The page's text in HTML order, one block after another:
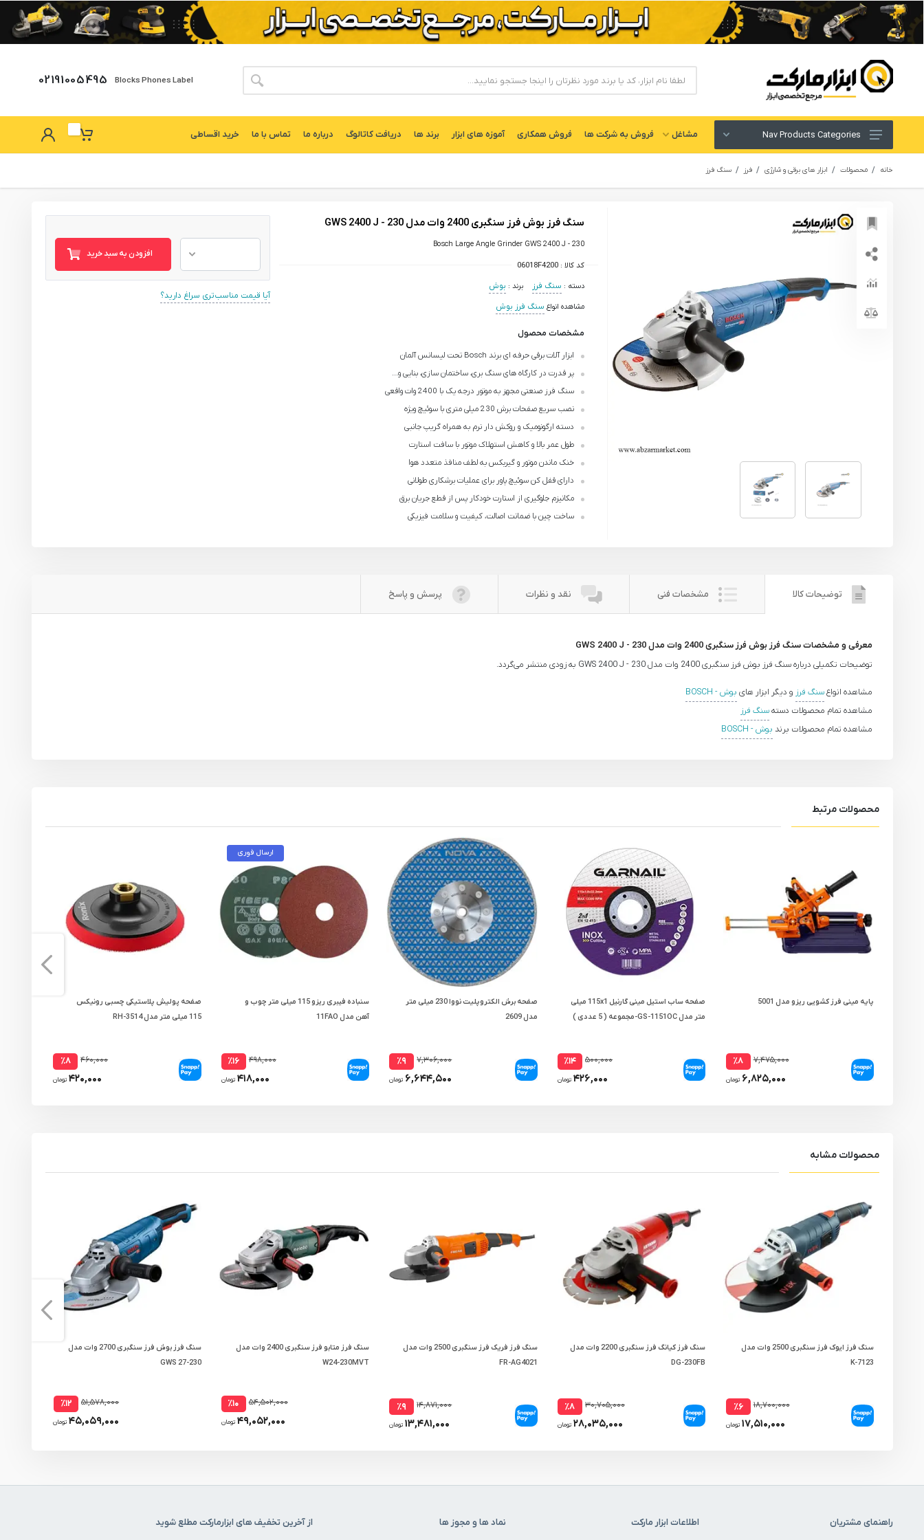
Blocks Phones Label
02191005495
ابزار های برقی و شارژی
لوازم جانبی ابزار
ابزار های دستی و عمومی
ابزار های بادی یا پنوماتیک
ابزار دقیق و اندازه گیری
یراق آلات
Nav Products Categories مشاغل فروش به شركت ها فروش همکاری آموزه های ابزار برند ها دریافت کاتالوگ درباره ما تماس با ما خرید اقساطی
خانه محصولات ابزار های برقی و شارژی فرز سنگ فرز
سنگ فرز بوش فرز سنگبری 2400 وات مدل GWS 2400 J - 230
Bosch Large Angle Grinder GWS 2400 J - 230
کد کالا : 06018F4200
دسته : سنگ فرز برند : بوش
مشاهده انواع سنگ فرز بوش
مشخصات محصول
ابزار آلات برقی حرفه ای برند Bosch تحت لیسانس آلمان
پر قدرت در کارگاه های سنگ بری، ساختمان سازی، بنایی و...
سنگ فرز صنعتی مجهز به موتور درجه یک با 2400 وات واقعی
نصب سریع صفحات برش 230 میلی متری با سوئیچ ویژه
دسته ارگونومیک و روکش دار نرم به همراه گریپ جانبی
طول عمر بالا و کاهش استهلاک موتور با سافت استارت
خنک ماندن موتور و گیربکس به لطف منافذ متعدد هوا
دارای قفل کن سوئیچ پاور برای عملیات برشکاری طولانی
مکانیزم جلوگیری از استارت خودکار پس از قطع جریان برق
ساخت چین با ضمانت اصالت، کیفیت و سلامت فیزیکی
افزودن به سبد خرید
آیا قیمت مناسب‌تری سراغ دارید؟
توضیحات کالا مشخصات فنی نقد و نظرات پرسش و پاسخ
معرفی و مشخصات سنگ فرز بوش فرز سنگبری 2400 وات مدل GWS 2400 J - 230
توضیحات تکمیلی درباره سنگ فرز بوش فرز سنگبری 2400 وات مدل GWS 2400 J - 230 به زودی منتشر می‌گردد.
مشاهده انواعسنگ فرز و دیگر ابزار های بوش - BOSCH
مشاهده تمام محصولات دستهسنگ فرز
مشاهده تمام محصولات برند بوش - BOSCH
محصولات مرتبط
پایه مینی فرز کشویی ریزو مدل 5001
۷,۴۷۵,۰۰۰ ٪۸
۶,۸۲۵,۰۰۰ تومان
صفحه ساب استیل مینی گارنیل 115x1 میلی
متر مدل GS-1151OC-مجموعه ( 5 عددی )
۵۰۰,۰۰۰ ٪۱۴
۴۲۶,۰۰۰ تومان
صفحه برش الکتروپلیت نووا 230 میلی متر
مدل 2609
۷,۳۰۶,۰۰۰ ٪۹
۶,۶۴۴,۵۰۰ تومان
ارسال فوری
سنباده فیبری ریزو 115 میلی متر چوب و
آهن مدل 11FAO
۴۹۸,۰۰۰ ٪۱۶
۴۱۸,۰۰۰ تومان
صفحه پولیش پلاستیکی چسبی رونیکس
115 میلی‌ متر مدل RH-3514
۴۶۰,۰۰۰ ٪۸
۴۲۰,۰۰۰ تومان
محصولات مشابه
سنگ فرز ایوک فرز سنگبری 2500 وات مدل
K-7123
۱۸,۷۰۰,۰۰۰ ٪۶
۱۷,۵۱۰,۰۰۰ تومان
سنگ فرز کیانگ فرز سنگبری 2200 وات مدل
DG-230FB
۳۰,۷۰۵,۰۰۰ ٪۸
۲۸,۰۳۵,۰۰۰ تومان
سنگ فرز فریک فرز سنگبری 2500 وات مدل
FR-AG4021
۱۴,۸۷۱,۰۰۰ ٪۹
۱۳,۴۸۱,۰۰۰ تومان
سنگ فرز متابو فرز سنگبری 2400 وات مدل
W24-230MVT
۵۴,۵۰۲,۰۰۰ ٪۱۰
۴۹,۰۵۲,۰۰۰ تومان
سنگ فرز بوش فرز سنگبری 2700 وات مدل
GWS 27-230
۵۱,۵۷۸,۰۰۰ ٪۱۲
۴۵,۰۵۹,۰۰۰ تومان
راهنمای مشتریان اطلاعات ابزار مارکت نماد ها و مجوز ها از آخرین تخفیف های ابزارمارکت مطلع شوید